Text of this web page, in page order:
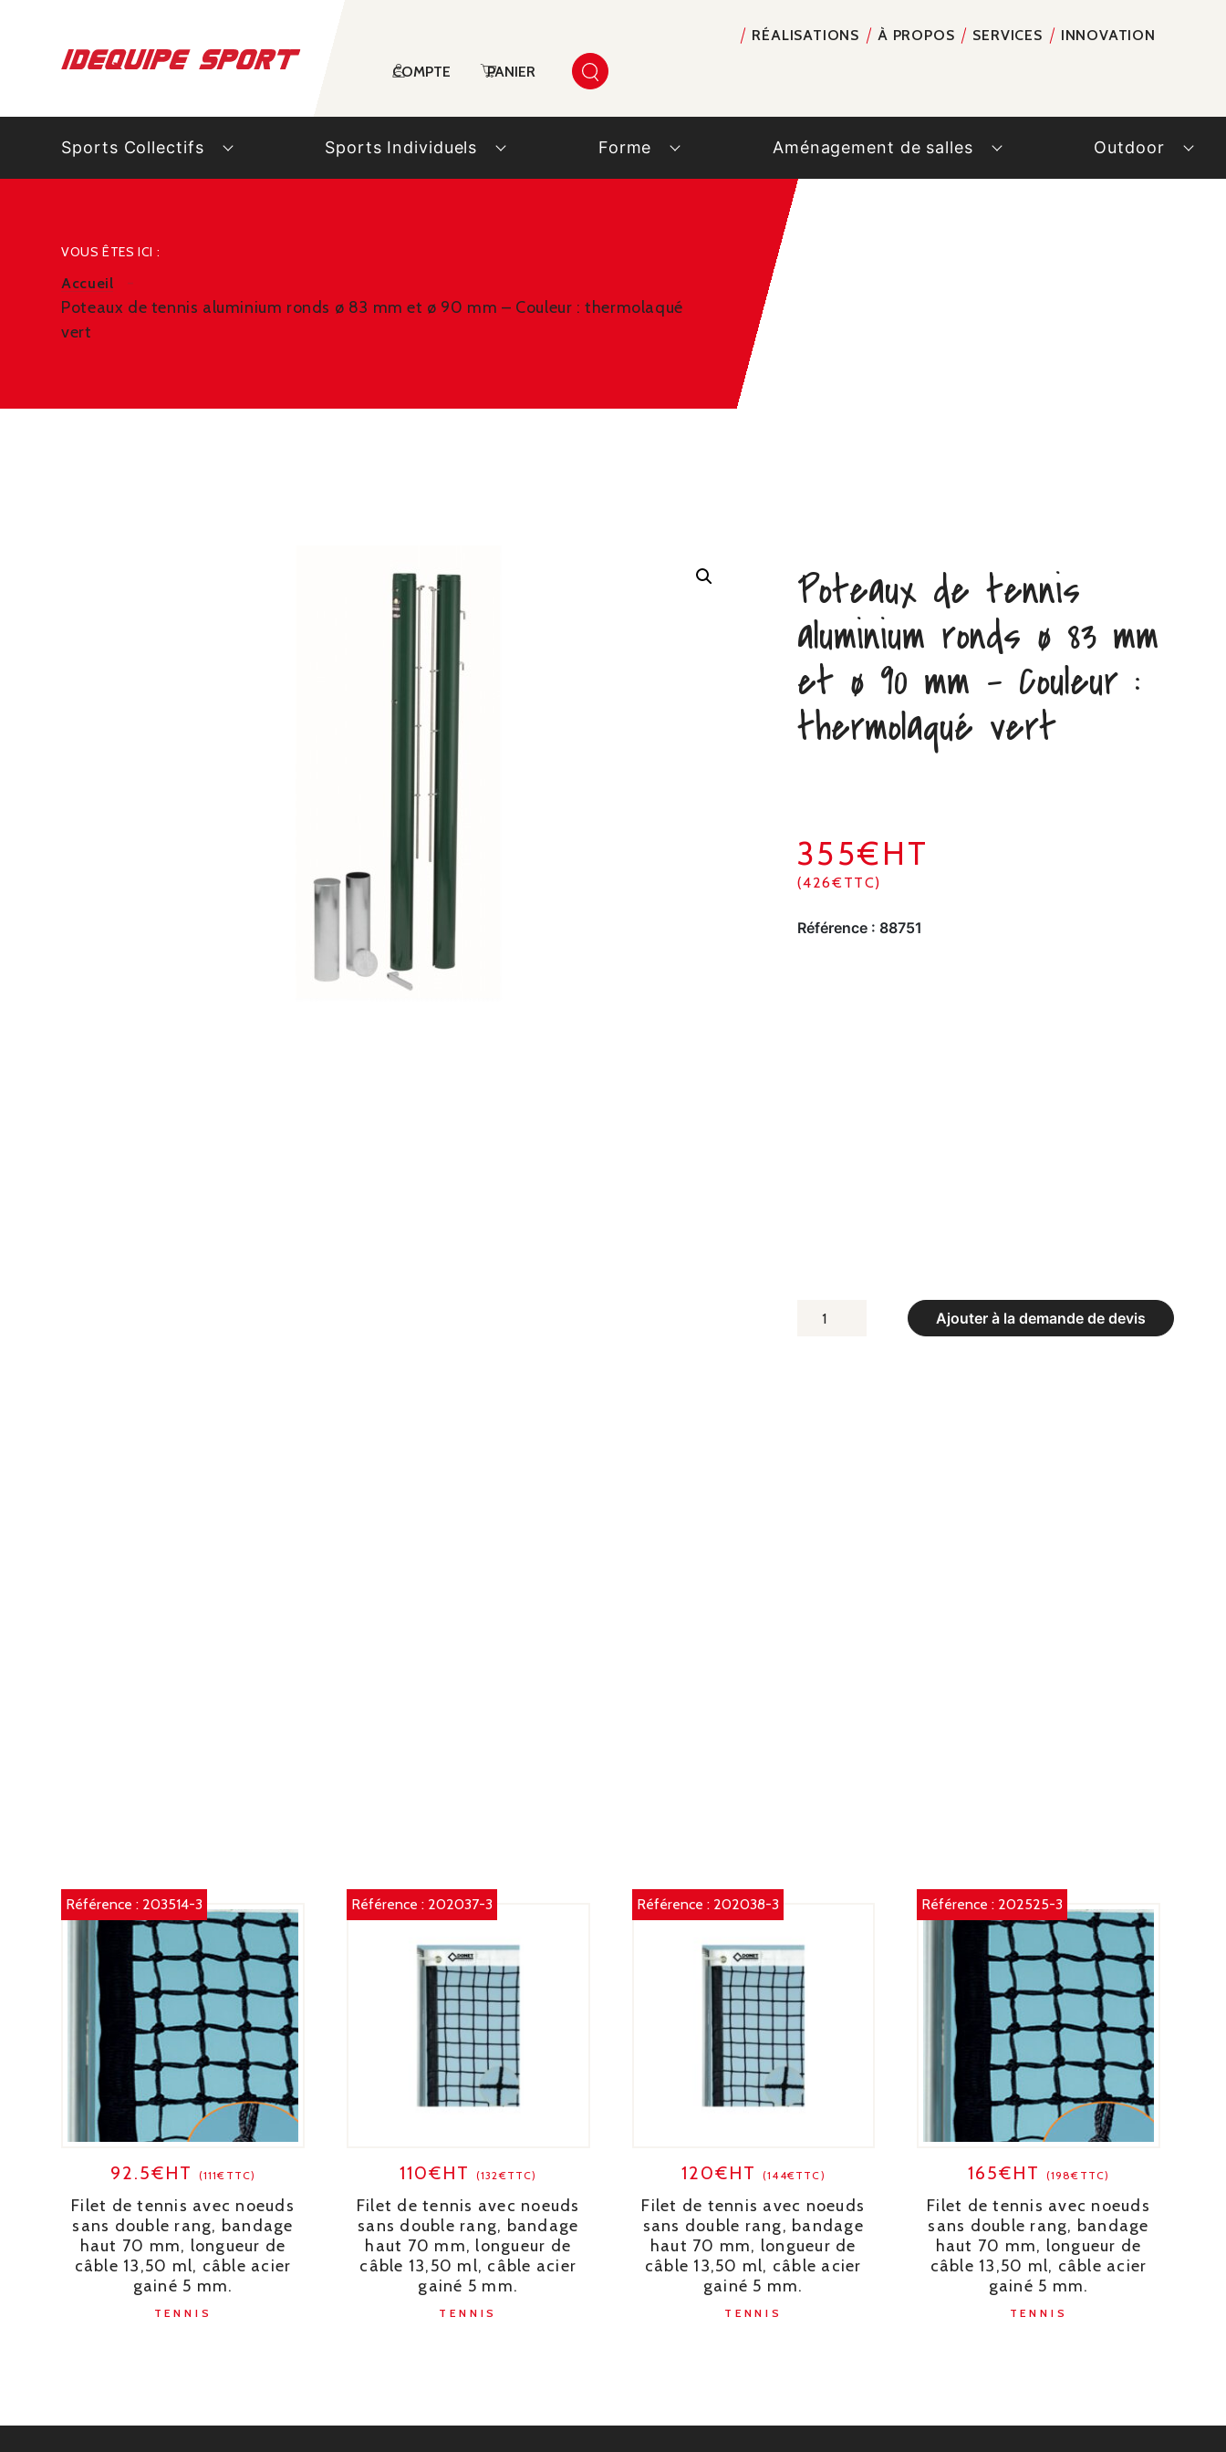
RÉALISATIONS À PROPOS SERVICES INNOVATION
COMPTE PANIER
Sports Collectifs Sports Individuels Forme Aménagement de salles Outdoor
VOUS ÊTES ICI :
Accueil
Poteaux de tennis aluminium ronds ø 83 mm et ø 90 mm – Couleur : thermolaqué
vert
Poteaux de tennis
aluminium ronds ø 83 mm
et ø 90 mm – Couleur :
thermolaqué vert
355€HT
(426€TTC)
Référence : 88751
Ajouter à la demande de devis
QUANTITÉ
Référence : 203514-3
92.5€HT (111€TTC)
Filet de tennis avec noeuds
sans double rang, bandage
haut 70 mm, longueur de
câble 13,50 ml, câble acier
gainé 5 mm.
TENNIS
Référence : 202037-3
110€HT (132€TTC)
Filet de tennis avec noeuds
sans double rang, bandage
haut 70 mm, longueur de
câble 13,50 ml, câble acier
gainé 5 mm.
TENNIS
Référence : 202038-3
120€HT (144€TTC)
Filet de tennis avec noeuds
sans double rang, bandage
haut 70 mm, longueur de
câble 13,50 ml, câble acier
gainé 5 mm.
TENNIS
Référence : 202525-3
165€HT (198€TTC)
Filet de tennis avec noeuds
sans double rang, bandage
haut 70 mm, longueur de
câble 13,50 ml, câble acier
gainé 5 mm.
TENNIS